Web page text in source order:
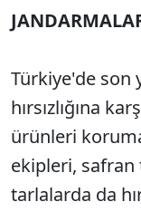
Türkiye'de son
hırsızlığına
ürünleri
ekipleri, safran
tarlalarda da